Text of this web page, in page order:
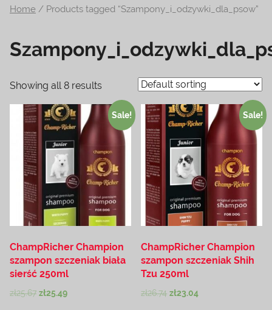
na
terrarystyki
i
Zapraszamy!
Home / Products tagged “Szampony_i_odzywki_dla_psow”
Showing all 8 results
Sale!
ChampRicher Champion
szampon szczeniak biała
sierść 250ml
zł25.67 zł25.49
Sale!
ChampRicher Champion
szampon szczeniak Shih
Tzu 250ml
zł26.74 zł23.04